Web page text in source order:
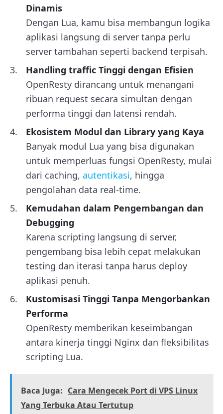
Dinamis
Dengan Lua, kamu bisa membangun logika
aplikasi langsung di server tanpa perlu
server tambahan seperti backend terpisah.
Handling traffic Tinggi dengan Efisien
OpenResty dirancang untuk menangani
ribuan request secara simultan dengan
performa tinggi dan latensi rendah.
Ekosistem Modul dan Library yang Kaya
Banyak modul Lua yang bisa digunakan
untuk memperluas fungsi OpenResty, mulai
dari caching, autentikasi, hingga
pengolahan data real-time.
Kemudahan dalam Pengembangan dan
Debugging
Karena scripting langsung di server,
pengembang bisa lebih cepat melakukan
testing dan iterasi tanpa harus deploy
aplikasi penuh.
Kustomisasi Tinggi Tanpa Mengorbankan
Performa
OpenResty memberikan keseimbangan
antara kinerja tinggi Nginx dan fleksibilitas
scripting Lua.
Baca Juga: Cara Mengecek Port di VPS Linux
Yang Terbuka Atau Tertutup